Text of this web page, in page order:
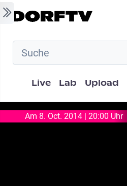
Skip to main content
Hauptnavigation
Live Lab Upload
Am 8. Oct. 2014 | 20:00 Uhr